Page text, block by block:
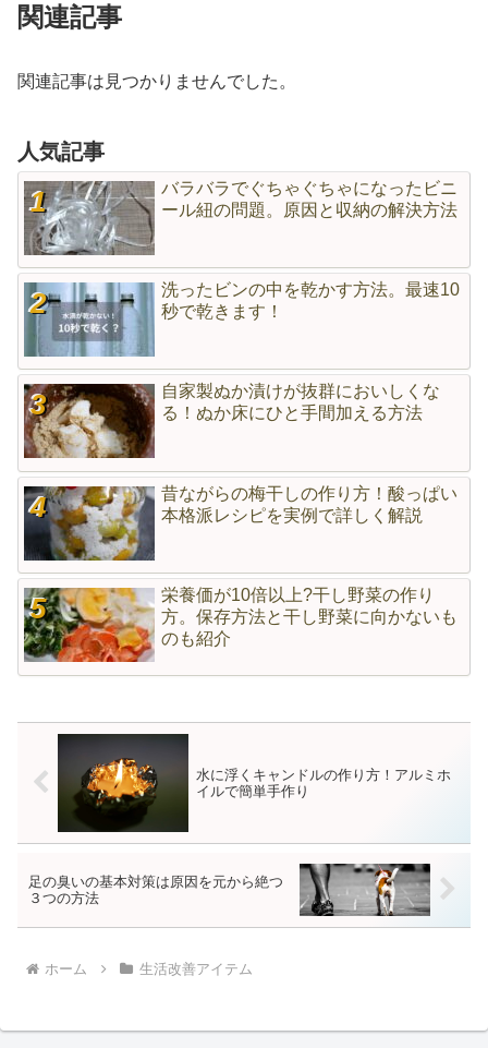
関連記事
関連記事は見つかりませんでした。
人気記事
バラバラでぐちゃぐちゃになったビニ
ール紐の問題。原因と収納の解決方法
洗ったビンの中を乾かす方法。最速10
秒で乾きます！
自家製ぬか漬けが抜群においしくな
る！ぬか床にひと手間加える方法
昔ながらの梅干しの作り方！酸っぱい
本格派レシピを実例で詳しく解説
栄養価が10倍以上?干し野菜の作り
方。保存方法と干し野菜に向かないも
のも紹介
水に浮くキャンドルの作り方！アルミホ
イルで簡単手作り
足の臭いの基本対策は原因を元から絶つ
３つの方法
ホーム 生活改善アイテム